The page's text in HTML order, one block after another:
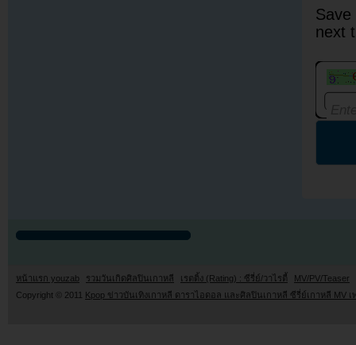
next
หน้าแรก youzab รวมวันเกิดศิลปินเกาหลี เรตติ้ง (Rating) : ซีรี่ย์/วาไรตี้
MV/PV/Teaser
Copyright © 2011 Kpop ข่าวบันเทิงเกาหลี ดาราไอดอล และศิลปินเกาหลี ซีรี่ย์เกาหลี MV